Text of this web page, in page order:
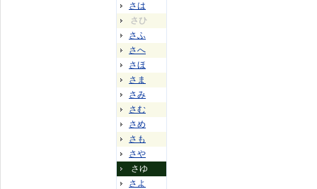
さは
さひ
さふ
さへ
さほ
さま
さみ
さむ
さめ
さも
さや
さゆ
さよ